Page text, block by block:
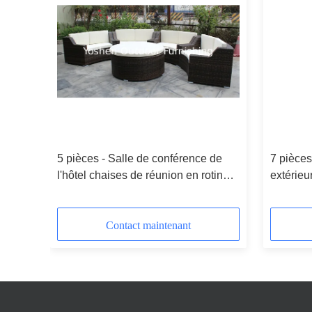
5 pièces - Salle de conférence de
l'hôtel chaises de réunion en rotin
ronds-16200
Contact maintenant
7